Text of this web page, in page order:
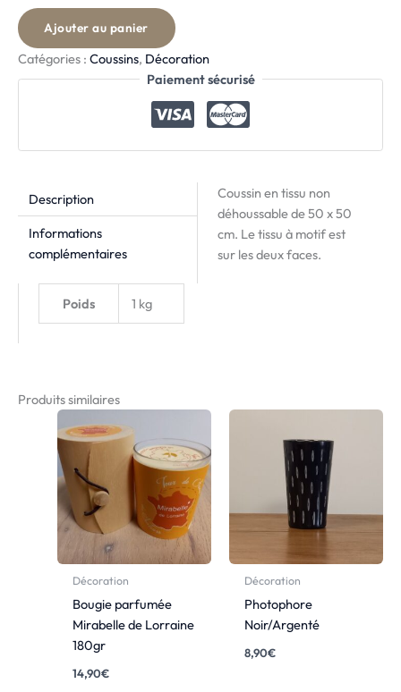
Ajouter au panier
Catégories : Coussins, Décoration
Paiement sécurisé
Description
Informations
complémentaires
Coussin en tissu non
déhoussable de50 x 50
cm. Le tissu à motif est
sur les deux faces.
Poids 1 kg
Produits similaires
Décoration
Bougie parfumée
Mirabelle de Lorraine
180gr
14,90€
Décoration
Photophore
Noir/Argenté
8,90€